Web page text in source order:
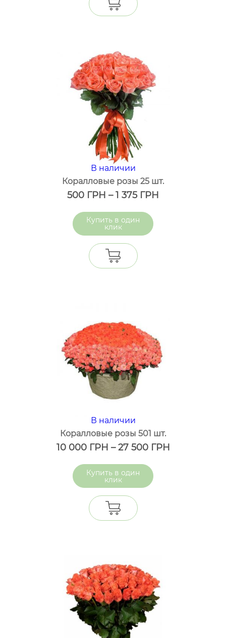
В наличии
Коралловые розы 25 шт.
500 ГРН –1 375 ГРН
один
клик
В наличии
Коралловые розы 501 шт.
10 000 ГРН –27 500 ГРН
один
клик